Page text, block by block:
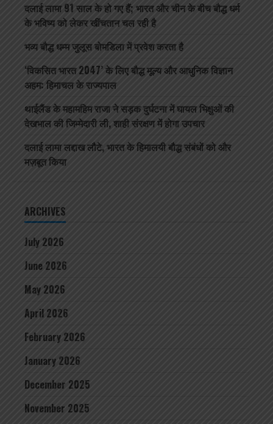
दलाई लामा 91 साल के हो गए हैं; भारत और चीन के बीच बौद्ध धर्म
के भविष्य को लेकर खींचतान चल रही है
भव्य बौद्ध धम्म जुलूस बोमडिला में प्रवेश करता है
‘विकसित भारत 2047’ के लिए बौद्ध मूल्य और आधुनिक विज्ञान
अहम: हिमाचल के राज्यपाल
थाईलैंड के महामहिम राजा ने सड़क दुर्घटना में घायल भिक्षुओं की
देखभाल की जिम्मेदारी ली, शाही संरक्षण में होगा उपचार
दलाई लामा लद्दाख लौटे, भारत के हिमालयी बौद्ध संबंधों को और
मज़बूत किया
ARCHIVES
July 2026
June 2026
May 2026
April 2026
February 2026
January 2026
December 2025
November 2025